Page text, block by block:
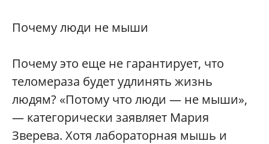
Почему люди не мыши
Почему это еще не гарантирует, что
теломераза будет удлинять жизнь
людям? «Потому что люди — не мыши»,
— категорически заявляет Мария
Зверева. Хотя лабораторная мышь и